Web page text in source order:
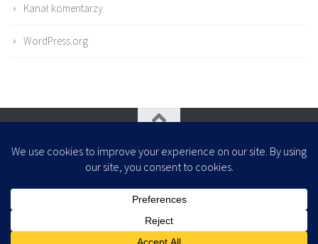
Kanał komentarzy
WordPress.org
- Zaprojektowany z